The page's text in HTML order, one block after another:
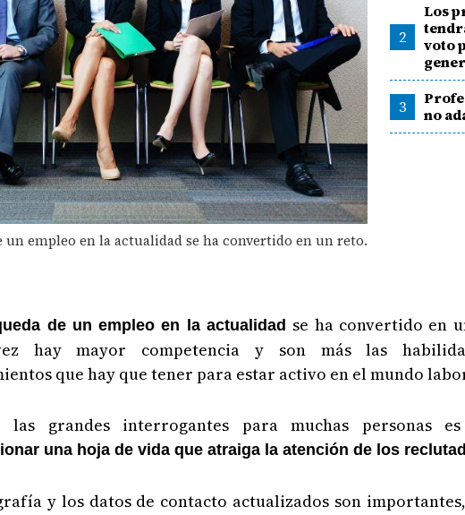
un empleo en la actualidad se ha convertido en un reto.
2
Los
voto
3
no
de un empleo en la actualidad se ha convertido en
hay mayor competencia y son más las
que hay que tener para estar activo en el mundo
las grandes interrogantes para muchas personas
una hoja de vida que atraiga la atención de los
y los datos de contacto actualizados son